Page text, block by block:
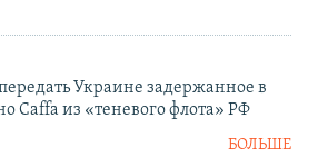
Украине задержанное в
Caffa из «теневого флота» РФ
БОЛЬШЕ